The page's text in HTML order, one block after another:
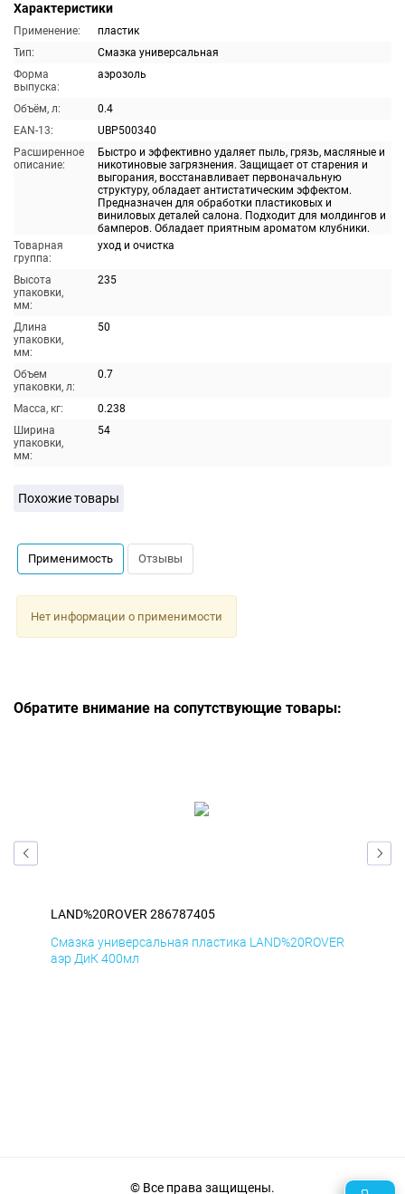
Характеристики
Применение:
пластик
Тип:
Смазка универсальная
Форма
выпуска:
аэрозоль
Объём, л:
0.4
EAN-13:
UBP500340
Расширенное
описание:
Быстро и эффективно удаляет пыль, грязь, масляные и
никотиновые загрязнения. Защищает от старения и
выгорания, восстанавливает первоначальную
структуру, обладает антистатическим эффектом.
Предназначен для обработки пластиковых и
виниловых деталей салона. Подходит для молдингов и
бамперов. Обладает приятным ароматом клубники.
Товарная
группа:
уход и очистка
Высота
упаковки,
мм:
235
Длина
упаковки,
мм:
50
Объем
упаковки, л:
0.7
Масса, кг:
0.238
Ширина
упаковки,
мм:
54
Похожие товары
Применимость Отзывы
Нет информации о применимости
Обратите внимание на сопутствующие товары:
LAND%20ROVER 286787405
Смазка универсальная пластика LAND%20ROVER
аэр ДиК 400мл
© Все права защищены.